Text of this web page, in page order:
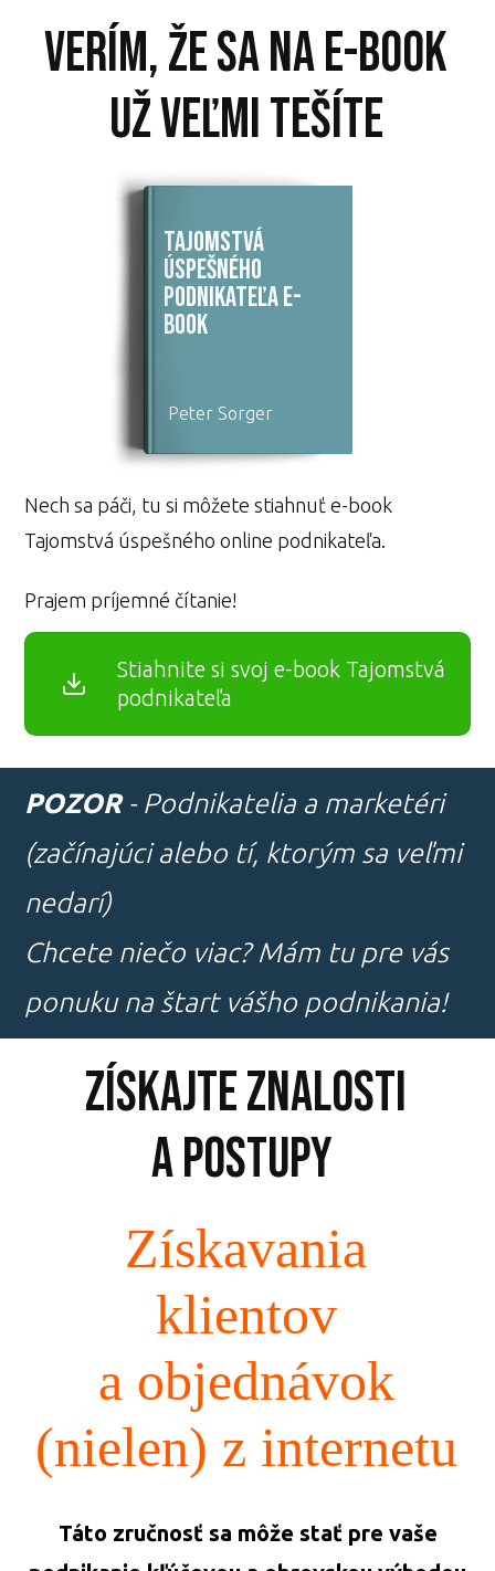
Verím, že sa na e-book
už veľmi tešíte
Tajomstvá
úspešného
podnikateľa e-
book
Peter Sorger
Nech sa páči, tu si môžete stiahnuť e-book
Tajomstvá úspešného online podnikateľa.
Prajem príjemné čítanie!
Stiahnite si svoj e-book Tajomstvá
podnikateľa
POZOR- Podnikatelia a marketéri
(začínajúci alebo tí, ktorým sa veľmi
nedarí)
Chcete niečo viac? Mám tu pre vás
ponuku na štart vášho podnikania!
Získajte znalosti
a postupy
Získavania
klientov
a objednávok
(nielen) z internetu
Táto zručnosť sa môže stať pre vaše